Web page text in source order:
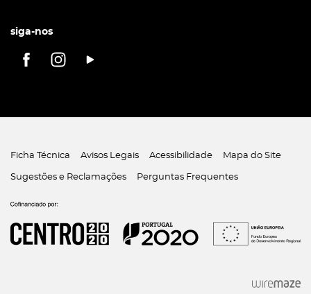
siga-nos
Ficha Técnica Avisos Legais Acessibilidade Mapa do Site
Sugestões e Reclamações Perguntas Frequentes